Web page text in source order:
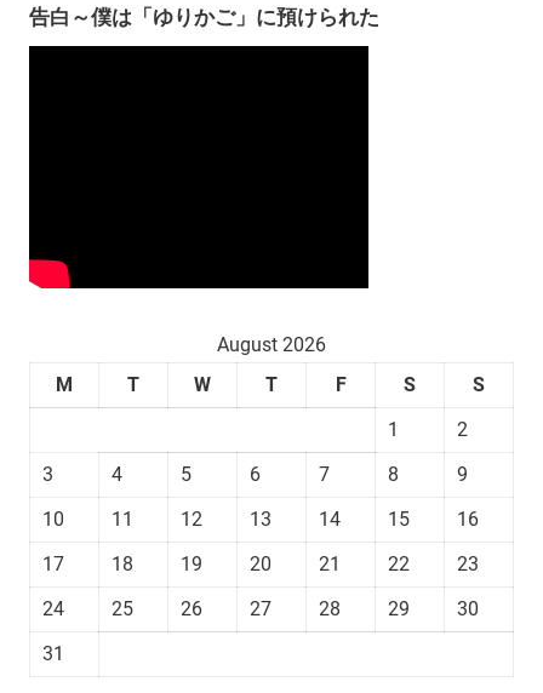
告白～僕は「ゆりかご」に預けられた
August 2026
M
T W T F S
S
1
2
3
4 5 6 7 8
9
10
11 12 13 14 15
16
17
18 19 20 21 22
23
24
25 26 27 28 29
30
31